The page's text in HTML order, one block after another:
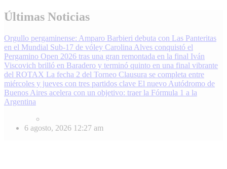
Skip
to
Últimas Noticias
Orgullo pergaminense: Amparo Barbieri debuta con Las Panteritas
en el Mundial Sub-17 de vóley Carolina Alves conquistó el
Pergamino Open 2026 tras una gran remontada en la final Iván
Viscovich brilló en Baradero y terminó quinto en una final vibrante
del ROTAX La fecha 2 del Torneo Clausura se completa entre
miércoles y jueves con tres partidos clave El nuevo Autódromo de
Buenos Aires acelera con un objetivo: traer la Fórmula 1 a la
Argentina
6 agosto, 2026 12:27 am